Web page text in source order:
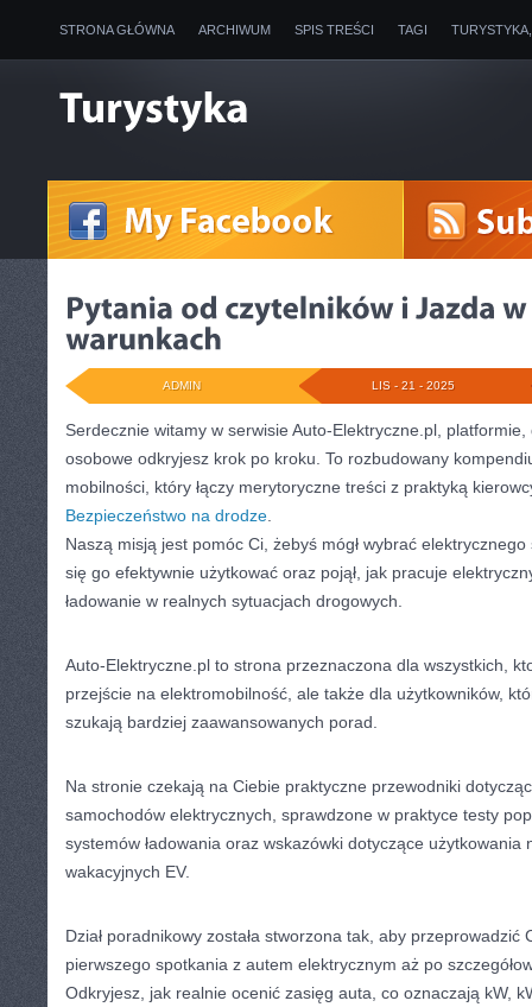
STRONA GŁÓWNA ARCHIWUM SPIS TREŚCI TAGI
LIS - 21 - 2025
ADMIN
Serdecznie witamy w serwisie Auto-Elektryczne.pl,
osobowe odkryjesz krok po kroku. To rozbudowany
mobilności, który łączy merytoryczne treści z praktyką
Bezpieczeństwo na drodze
Naszą misją jest pomóc Ci, żebyś mógł wybrać
się go efektywnie użytkować oraz pojął, jak pracuje
ładowanie w realnych sytuacjach drogowych.
Auto-Elektryczne.pl to strona przeznaczona dla wszystkich,
przejście na elektromobilność, ale także dla użytkowników,
szukają bardziej zaawansowanych porad.
Na stronie czekają na Ciebie praktyczne przewodniki
samochodów elektrycznych, sprawdzone w praktyce testy
systemów ładowania oraz wskazówki dotyczące użytkowania
wakacyjnych EV.
Dział poradnikowy została stworzona tak, aby przeprowadzić
pierwszego spotkania z autem elektrycznym aż po
Odkryjesz, jak realnie ocenić zasięg auta, co oznaczają kW,